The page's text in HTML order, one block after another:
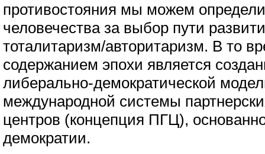
противостояния мы можем
человечества за выбор пути
тоталитаризм/авторитаризм. В то
содержанием эпохи является
либерально-демократической
международной системы
центров (концепция ПГЦ),
демократии.